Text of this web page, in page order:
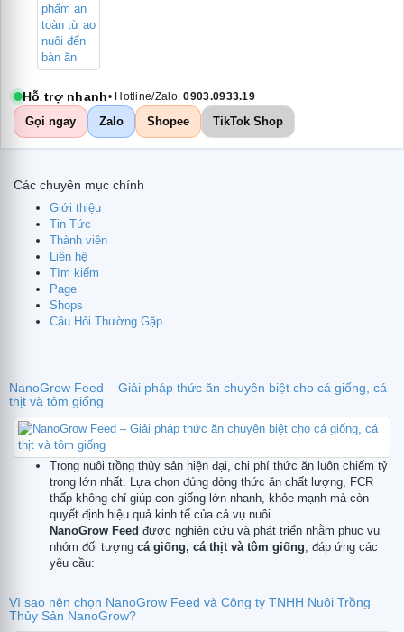
Hỗ trợ nhanh• Hotline/Zalo:0903.0933.19
Gọi ngay Zalo Shopee TikTok Shop
Các chuyên mục chính
Giới thiệu
Tin Tức
Thành viên
Liên hệ
Tìm kiếm
Page
Shops
Câu Hỏi Thường Gặp
NanoGrow Feed – Giải pháp thức ăn chuyên biệt cho cá giống, cá
thịt và tôm giống
Trong nuôi trồng thủy sản hiện đại, chi phí thức ăn luôn chiếm tỷ
trọng lớn nhất. Lựa chọn đúng dòng thức ăn chất lượng, FCR
thấp không chỉ giúp con giống lớn nhanh, khỏe mạnh mà còn
quyết định hiệu quả kinh tế của cả vụ nuôi.
NanoGrow Feed được nghiên cứu và phát triển nhằm phục vụ
nhóm đối tượng cá giống, cá thịt và tôm giống, đáp ứng các
yêu cầu:
Vì sao nên chọn NanoGrow Feed và Công ty TNHH Nuôi Trồng
Thủy Sản NanoGrow?